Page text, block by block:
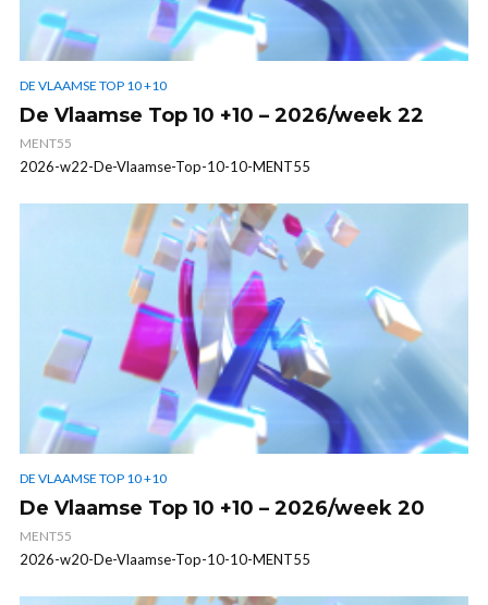
DE VLAAMSE TOP 10 +10
De Vlaamse Top 10 +10 – 2026/week 22
MENT55
2026-w22-De-Vlaamse-Top-10-10-MENT55
DE VLAAMSE TOP 10 +10
De Vlaamse Top 10 +10 – 2026/week 20
MENT55
2026-w20-De-Vlaamse-Top-10-10-MENT55